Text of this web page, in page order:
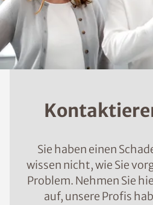
Sie haben einen
wissen nicht, wie Sie
Problem. Nehmen Sie
auf, unsere Profis